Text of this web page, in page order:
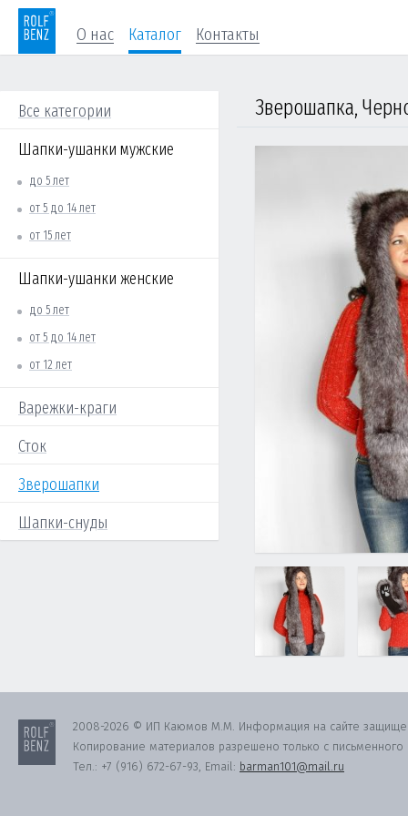
О нас Каталог Контакты
Все категории
Шапки-ушанки мужские
до 5 лет
от 5 до 14 лет
от 15 лет
Шапки-ушанки женские
до 5 лет
от 5 до 14 лет
от 12 лет
Варежки-краги
Сток
Зверошапки
Шапки-снуды
Зверошапка,
2008-2026 © ИП Каюмов М.М. Информация на сайте
Копирование материалов разрешено только с письменного
Тел.: +7 (916) 672-67-93, Email: barman101@mail.ru